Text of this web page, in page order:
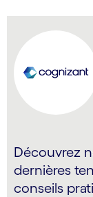
Découvrez
dernières
conseils